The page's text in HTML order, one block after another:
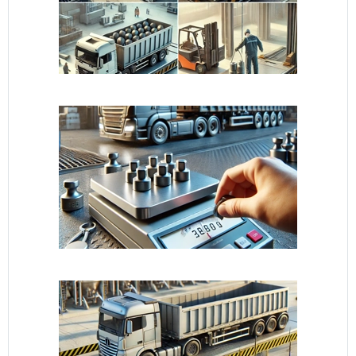
oferece leituras confiáveis,
essenciais para o controle
de qualidade, gestão de
inventário e operações
comerciais. Durabilidade: O
construção assegura uma
longa vida útil ao
equipamento, mesmo em
condições de uso intensivo.
Adaptabilidade: Com três
tamanhos disponíveis, este
produto se adapta
facilmente a diferentes
espaços e requisitos de
solução versátil para
diversas aplicações.
Facilidade de Uso: Design
intuitivo e superfície de